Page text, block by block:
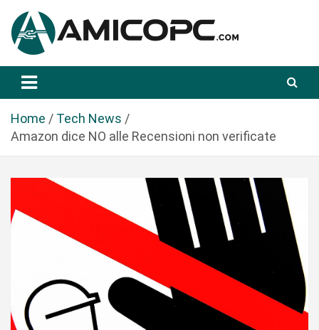
a
Amicopc.com
Home
Tech News
Amazon dice NO alle Recensioni non verificate